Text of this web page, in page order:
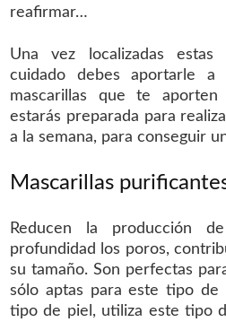
reafirmar…
Una vez localizadas
cuidado debes aportarle a
mascarillas que te
estarás preparada para
a la semana, para conseguir
Mascarillas
Reducen la producción
profundidad los poros,
su tamaño. Son perfectas
sólo aptas para este tipo de
tipo de piel, utiliza este tipo